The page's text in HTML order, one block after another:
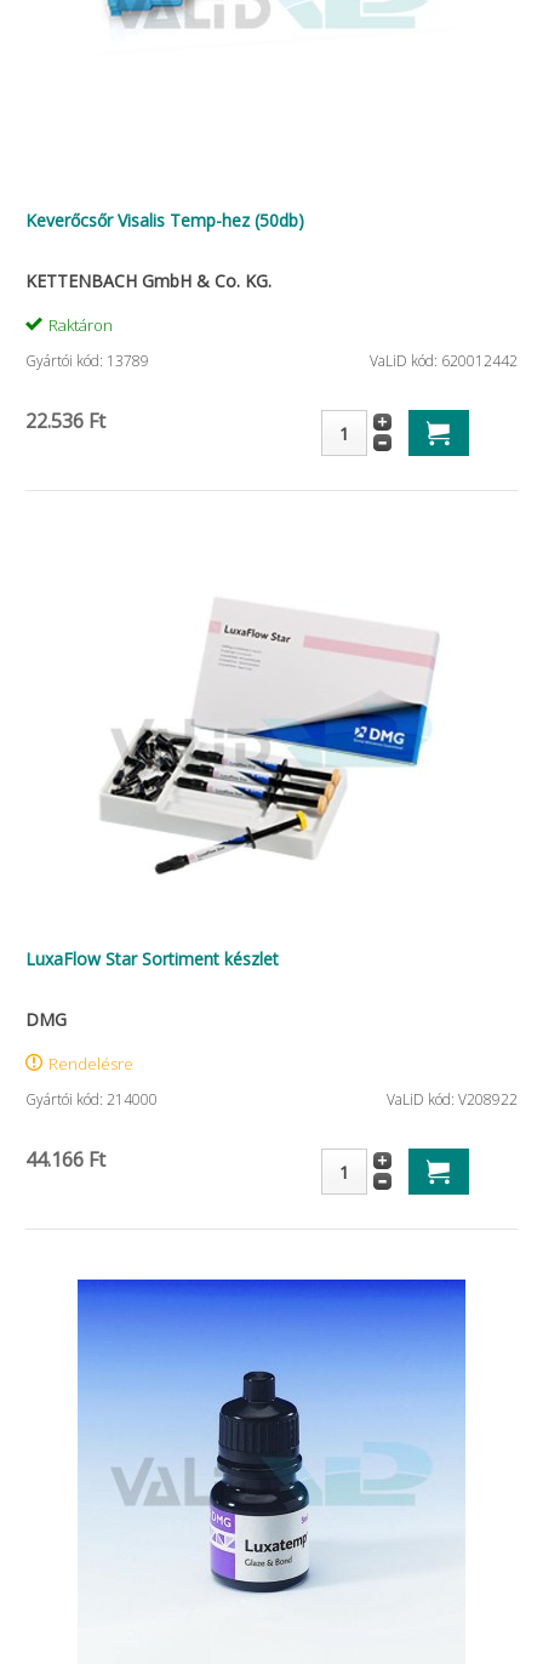
Keverőcsőr Visalis Temp-hez (50db)
KETTENBACH GmbH & Co. KG.
Raktáron
Gyártói kód: 13789 VaLiD kód: 620012442
22.536 Ft
LuxaFlow Star Sortiment készlet
DMG
Rendelésre
Gyártói kód: 214000 VaLiD kód: V208922
44.166 Ft